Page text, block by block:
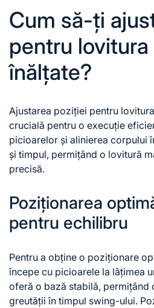
Cum să-ți
pentru
înălțate?
Ajustarea poziției pentru
crucială pentru o execuție
picioarelor și alinierea corpului
și timpul, permițând o lovitură
precisă.
Poziționarea
pentru echilibru
Pentru a obține o poziționare
începe cu picioarele la lățimea
oferă o bază stabilă, permițând
greutății în timpul swing-ului.